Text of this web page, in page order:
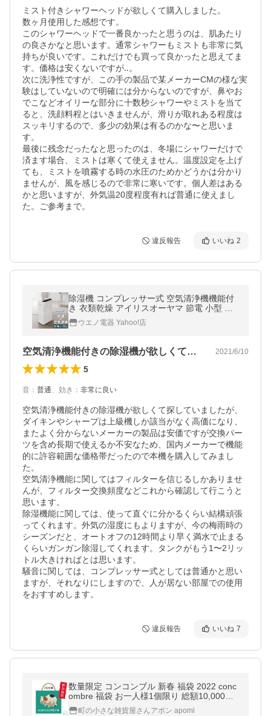
ミスト付きシャワーヘッドが欲しくて購入しました。
数ヶ月使用した感想です。
このシャワーヘッドで一番良かったと思うのは、肌あたり
の良さかなと思います。通常シャワーもミストも非常に気
持ちが良いです。これだけでも買って良かったと思えてま
す。価格は安くないですが‥。
次に洗浄性ですが、この手の製品で某メーカーCMの様な実
験はしていないので明確には分からないのですが、鼻やお
でこなどオイリーな部分に十数秒シャワーやミストを当て
ると、洗顔料程とはいきませんが、滑りが取れある程度は
スッキリするので、多少の効果は有るのかな〜と思いま
す。
最後に残念だったなと思ったのは、冬場にシャワーだけで
済ます場合、ミストは寒くて使えません。温度設定を上げ
ても、ミストを噴霧する時の水圧のためかどうかは分かり
ませんが、風を感じるので非常に寒いです。個人差はある
かと思いますが、外気温20度程度有れば普通に使えまし
た。ご参考まで。
違反報告 いいね 2
除湿機 コンプレッサー式 空気清浄機機能付
き 衣類乾燥 アイリスオーヤマ 節電 小型 コ
ンパクト 一人暮らし 寝室 PD-A140-W
ウエノ電器 Yahoo!店
空気清浄機能付きの除湿機が欲しくて探し… 2021/6/10
5
音 ： 普通、 効き ： 非常に良い
空気清浄機能付きの除湿機が欲しくて探していましたが、
ダイキンやシャープは上級機しか該当がなく高価になり、
またよく分からないメーカーの製品は安価ですが交換パー
ツを含め長期で使えるか不安なため、国内メーカーで機能
的に許容範囲な価格帯だったので本機を購入してみまし
た。
空気清浄機能に関してはフィルターを信じるしかありませ
んが、フィルター交換頻度などこれから確認して行こうと
思います。
除湿機能に関しては、使って直ぐに分かるくらい結構頑張
ってくれます。外気の湿度にもよりますが、今の梅雨時の
シーズンだと、オートオフの12時間より早く満水で止まる
くらいガンガン除湿してくれます。タンクがもう1〜2リッ
トル大きければとは思います。
騒音に関しては、コンプレッサー式としては普通かと思い
ますが、それなりにしますので、人が居ない部屋での使用
をおすすめします。
違反報告 いいね 7
数量限定 コンコンブル 新春 福袋 2022 conc
ombre 福袋 お一人様1個限り 総額10,000円
以上 デコレ 福袋 DECOLE
町の小さな雑貨屋さんアポン apoml